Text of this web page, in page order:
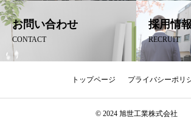
お問い合わせ
CONTACT
採用情報
RECRUIT
トップページ プライバシーポリ
© 2024 旭世工業株式会社